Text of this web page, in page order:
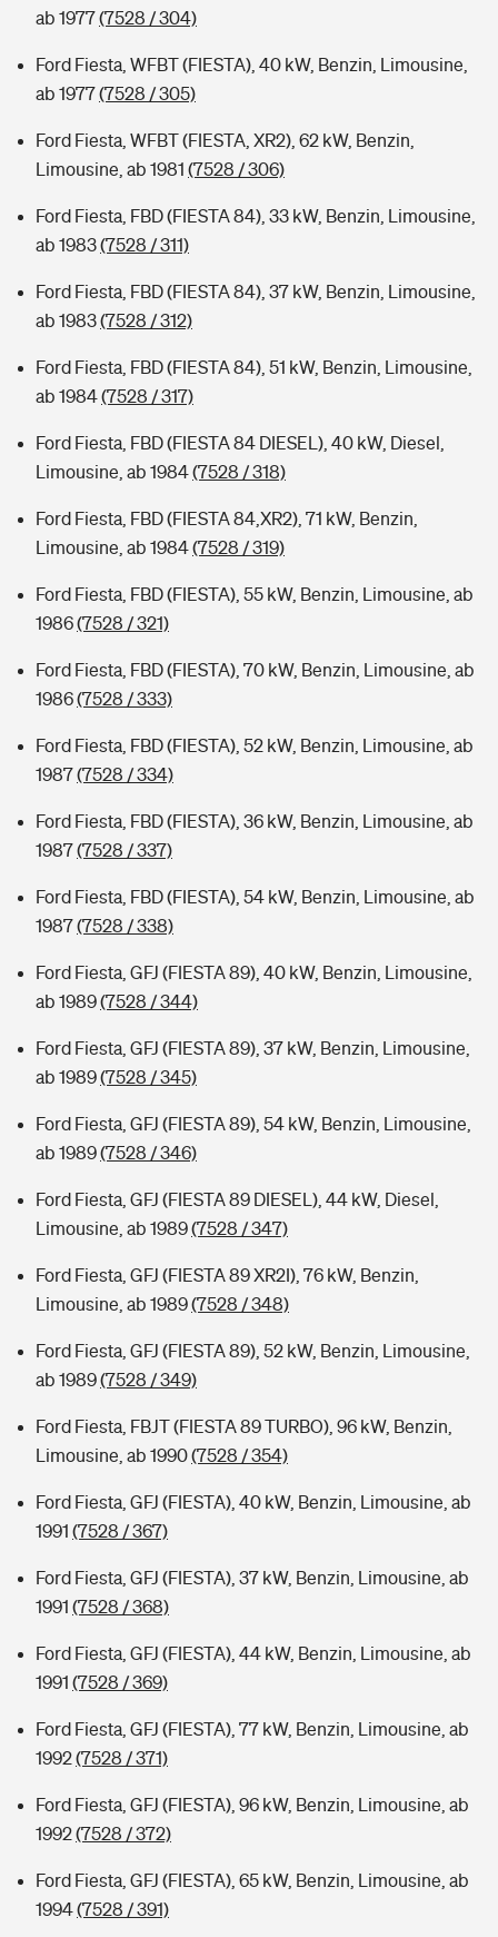
ab 1977(7528 / 304)
Ford Fiesta, WFBT (FIESTA), 40 kW, Benzin, Limousine,
ab 1977(7528 / 305)
Ford Fiesta, WFBT (FIESTA, XR2), 62 kW, Benzin,
Limousine, ab 1981 (7528 / 306)
Ford Fiesta, FBD (FIESTA 84), 33 kW, Benzin, Limousine,
ab 1983(7528 / 311)
Ford Fiesta, FBD (FIESTA 84), 37 kW, Benzin, Limousine,
ab 1983(7528 / 312)
Ford Fiesta, FBD (FIESTA 84), 51 kW, Benzin, Limousine,
ab 1984(7528 / 317)
Ford Fiesta, FBD (FIESTA 84 DIESEL), 40 kW, Diesel,
Limousine, ab 1984(7528 / 318)
Ford Fiesta, FBD (FIESTA 84,XR2), 71 kW, Benzin,
Limousine, ab 1984(7528 / 319)
Ford Fiesta, FBD (FIESTA), 55 kW, Benzin, Limousine, ab
1986(7528 / 321)
Ford Fiesta, FBD (FIESTA), 70 kW, Benzin, Limousine, ab
1986(7528 / 333)
Ford Fiesta, FBD (FIESTA), 52 kW, Benzin, Limousine, ab
1987(7528 / 334)
Ford Fiesta, FBD (FIESTA), 36 kW, Benzin, Limousine, ab
1987(7528 / 337)
Ford Fiesta, FBD (FIESTA), 54 kW, Benzin, Limousine, ab
1987(7528 / 338)
Ford Fiesta, GFJ (FIESTA 89), 40 kW, Benzin, Limousine,
ab 1989(7528 / 344)
Ford Fiesta, GFJ (FIESTA 89), 37 kW, Benzin, Limousine,
ab 1989(7528 / 345)
Ford Fiesta, GFJ (FIESTA 89), 54 kW, Benzin, Limousine,
ab 1989(7528 / 346)
Ford Fiesta, GFJ (FIESTA 89 DIESEL), 44 kW, Diesel,
Limousine, ab 1989(7528 / 347)
Ford Fiesta, GFJ (FIESTA 89 XR2I), 76 kW, Benzin,
Limousine, ab 1989(7528 / 348)
Ford Fiesta, GFJ (FIESTA 89), 52 kW, Benzin, Limousine,
ab 1989(7528 / 349)
Ford Fiesta, FBJT (FIESTA 89 TURBO), 96 kW, Benzin,
Limousine, ab 1990(7528 / 354)
Ford Fiesta, GFJ (FIESTA), 40 kW, Benzin, Limousine, ab
1991 (7528 / 367)
Ford Fiesta, GFJ (FIESTA), 37 kW, Benzin, Limousine, ab
1991 (7528 / 368)
Ford Fiesta, GFJ (FIESTA), 44 kW, Benzin, Limousine, ab
1991 (7528 / 369)
Ford Fiesta, GFJ (FIESTA), 77 kW, Benzin, Limousine, ab
1992(7528 / 371)
Ford Fiesta, GFJ (FIESTA), 96 kW, Benzin, Limousine, ab
1992(7528 / 372)
Ford Fiesta, GFJ (FIESTA), 65 kW, Benzin, Limousine, ab
1994(7528 / 391)